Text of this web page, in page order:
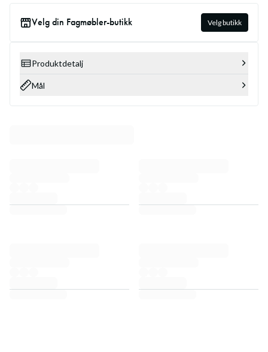
Velg din Fagmøbler-butikk Velg butikk
Produktdetalj
Mål